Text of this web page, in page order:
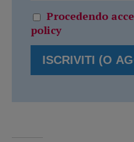
Procedendo
policy